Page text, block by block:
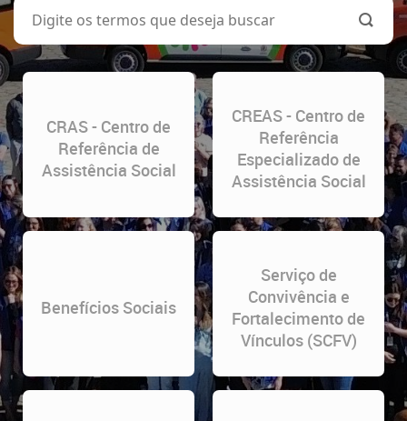
CRAS - Centro de
Referência de
Assistência Social
CREAS - Centro de
Referência
Especializado de
Assistência Social
Benefícios Sociais
Serviço de
Convivência e
Fortalecimento de
Vínculos (SCFV)